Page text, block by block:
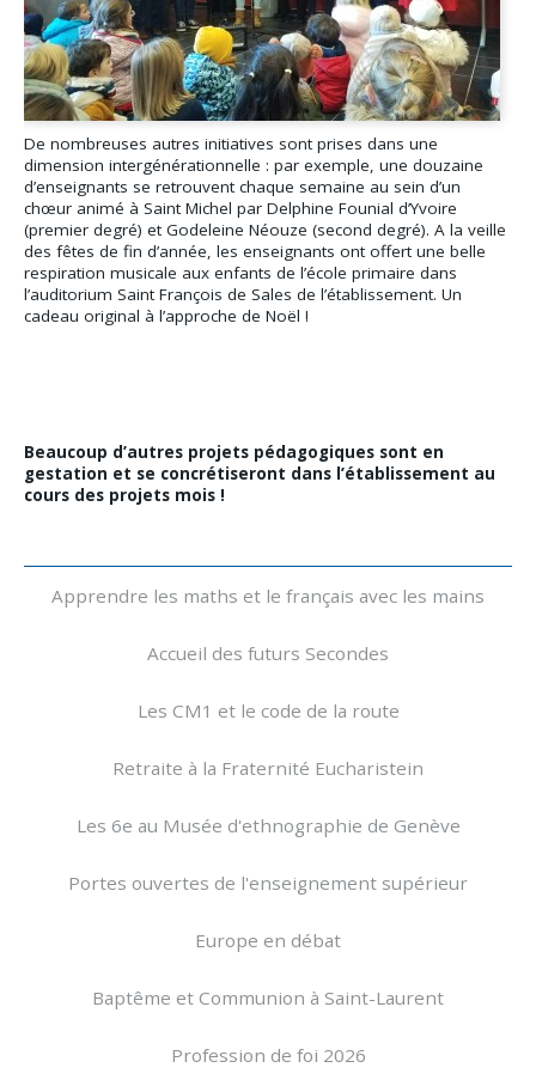
De nombreuses autres initiatives sont prises dans une
dimension intergénérationnelle : par exemple, une douzaine
d’enseignants se retrouvent chaque semaine au sein d’un
chœur animé à Saint Michel par Delphine Founial d’Yvoire
(premier degré) et Godeleine Néouze (second degré). A la veille
des fêtes de fin d’année, les enseignants ont offert une belle
respiration musicale aux enfants de l’école primaire dans
l’auditorium Saint François de Sales de l’établissement. Un
cadeau original à l’approche de Noël !
Beaucoup d’autres projets pédagogiques sont en
gestation et se concrétiseront dans l’établissement au
cours des projets mois !
Navigation
Apprendre les maths et le français avec les mains
Accueil des futurs Secondes
Les CM1 et le code de la route
Retraite à la Fraternité Eucharistein
Les 6e au Musée d'ethnographie de Genève
Portes ouvertes de l'enseignement supérieur
Europe en débat
Baptême et Communion à Saint-Laurent
Profession de foi 2026